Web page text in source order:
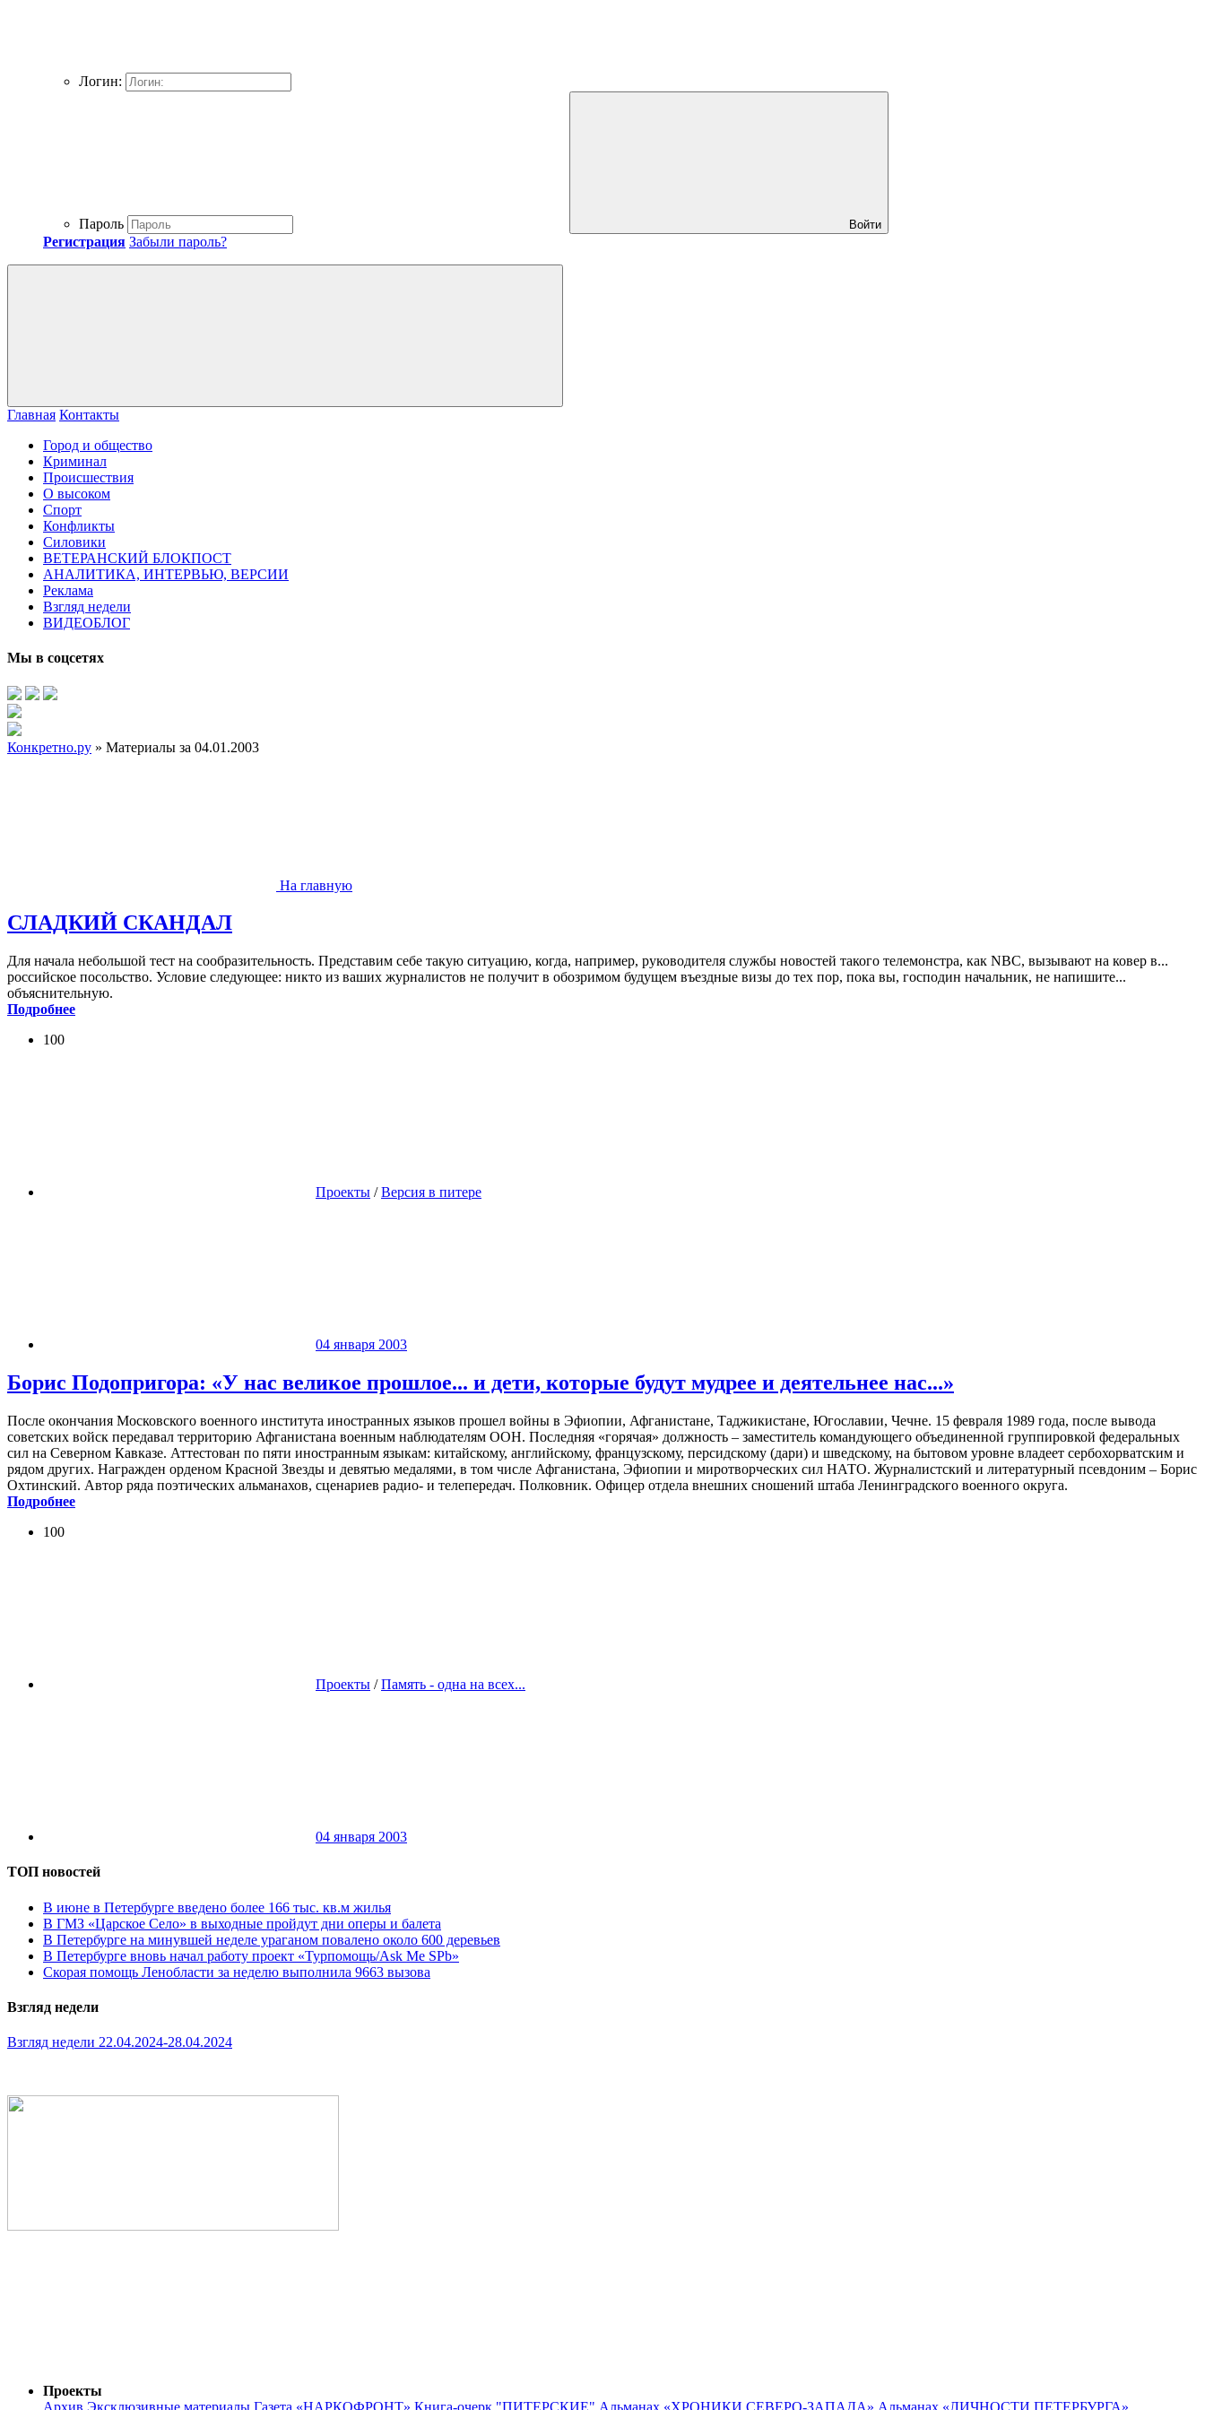
Логин:
Пароль Войти
Регистрация Забыли пароль?
Главная Контакты
Город и общество
Криминал
Происшествия
О высоком
Спорт
Конфликты
Силовики
ВЕТЕРАНСКИЙ БЛОКПОСТ
АНАЛИТИКА, ИНТЕРВЬЮ, ВЕРСИИ
Реклама
Взгляд недели
ВИДЕОБЛОГ
Мы в соцсетях
Конкретно.ру » Материалы за 04.01.2003
На главную
СЛАДКИЙ СКАНДАЛ
Для начала небольшой тест на сообразительность. Представим себе такую ситуацию, когда, например, руководителя службы новостей такого телемонстра, как NBC, вызывают на ковер в...
российское посольство. Условие следующее: никто из ваших журналистов не получит в обозримом будущем въездные визы до тех пор, пока вы, господин начальник, не напишите...
объяснительную.
Подробнее
100
Проекты /Версия в питере
04 января 2003
Борис Подопригора: «У нас великое прошлое... и дети, которые будут мудрее и деятельнее нас...»
После окончания Московского военного института иностранных языков прошел войны в Эфиопии, Афганистане, Таджикистане, Югославии, Чечне. 15 февраля 1989 года, после вывода
советских войск передавал территорию Афганистана военным наблюдателям ООН. Последняя «горячая» должность – заместитель командующего объединенной группировкой федеральных
сил на Северном Кавказе. Аттестован по пяти иностранным языкам: китайскому, английскому, французскому, персидскому (дари) и шведскому, на бытовом уровне владеет сербохорватским и
рядом других. Награжден орденом Красной Звезды и девятью медалями, в том числе Афганистана, Эфиопии и миротворческих сил НАТО. Журналистский и литературный псевдоним – Борис
Охтинский. Автор ряда поэтических альманахов, сценариев радио- и телепередач. Полковник. Офицер отдела внешних сношений штаба Ленинградского военного округа.
Подробнее
100
Проекты /Память - одна на всех...
04 января 2003
ТОП новостей
В июне в Петербурге введено более 166 тыс. кв.м жилья
В ГМЗ «Царское Село» в выходные пройдут дни оперы и балета
В Петербурге на минувшей неделе ураганом повалено около 600 деревьев
В Петербурге вновь начал работу проект «Турпомощь/Ask Me SPb»
Скорая помощь Ленобласти за неделю выполнила 9663 вызова
Взгляд недели
Взгляд недели 22.04.2024-28.04.2024
Проекты